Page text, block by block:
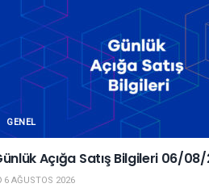
GENEL
Açığa Satış Bilgileri 06/
6 AĞUSTOS 2026